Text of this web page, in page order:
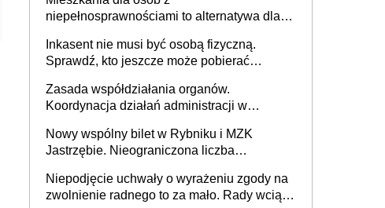
niepełnosprawnościami to alternatywa dla
samodzielnie lub z rodziną
Inkasent nie musi być osobą fizyczną.
Sprawdź, kto jeszcze może pobierać
Zasada współdziałania organów.
Koordynacja działań administracji w
Nowy wspólny bilet w Rybniku i MZK
Jastrzębie. Nieograniczona liczba
Niepodjęcie uchwały o wyrażeniu zgody na
zwolnienie radnego to za mało. Rady wciąż